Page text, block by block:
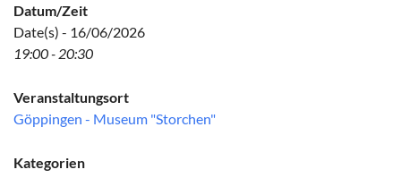
Datum/Zeit
Date(s) - 16/06/2026
19:00 - 20:30
Veranstaltungsort
Göppingen - Museum "Storchen"
Kategorien